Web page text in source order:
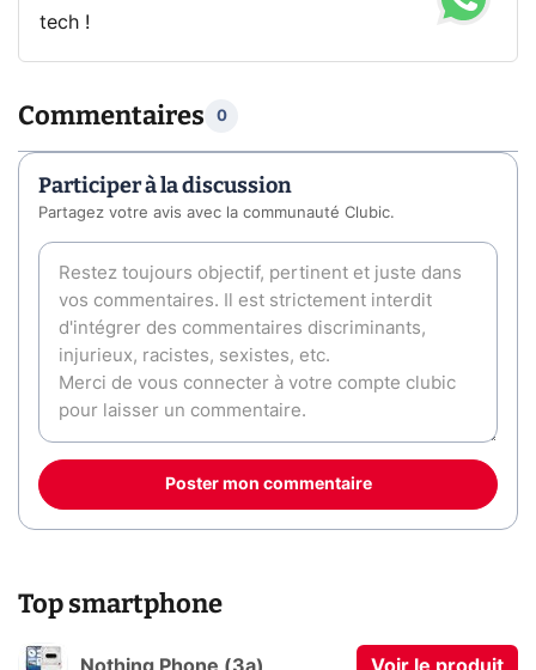
tech !
Commentaires 0
Participer à la discussion
Partagez votre avis avec la communauté Clubic.
Poster mon commentaire
Top smartphone